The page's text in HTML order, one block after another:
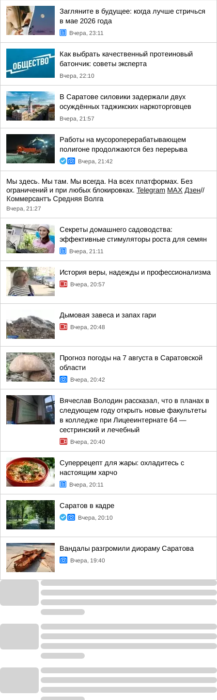
Загляните в будущее: когда лучше стричься
в мае 2026 года
Вчера, 23:11
Как выбрать качественный протеиновый
батончик: советы эксперта
Вчера, 22:10
В Саратове силовики задержали двух
осуждённых таджикских наркоторговцев
Вчера, 21:57
Работы на мусороперерабатывающем
полигоне продолжаются без перерыва
Вчера, 21:42
Мы здесь. Мы там. Мы всегда. На всех платформах. Без
ограничений и при любых блокировках. Telegram MAX Дзен//
Коммерсантъ Средняя Волга
Вчера, 21:27
Секреты домашнего садоводства:
эффективные стимуляторы роста для семян
Вчера, 21:11
История веры, надежды и профессионализма
Вчера, 20:57
Дымовая завеса и запах гари
Вчера, 20:48
Прогноз погоды на 7 августа в Саратовской
области
Вчера, 20:42
Вячеслав Володин рассказал, что в планах в
следующем году открыть новые факультеты
в колледже при Лицееинтернате 64 —
сестринский и лечебный
Вчера, 20:40
Суперрецепт для жары: охладитесь с
настоящим харчо
Вчера, 20:11
Саратов в кадре
Вчера, 20:10
Вандалы разгромили диораму Саратова
Вчера, 19:40